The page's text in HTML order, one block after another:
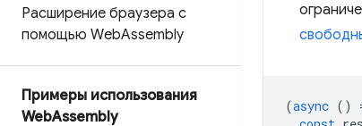
Расширение браузера с
помощью WebAssembly
Примеры использования
WebAssembly
(async ()